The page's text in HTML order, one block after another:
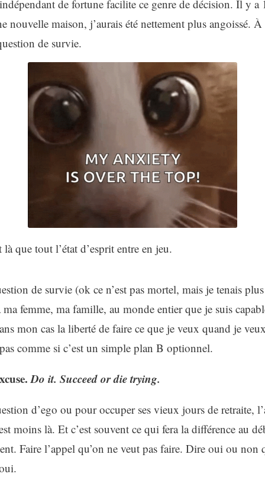
de fortune facilite ce genre de décision. Il y a
nouvelle maison, j’aurais été nettement plus angoissé.
de survie.
là que tout l’état d’esprit entre en jeu.
de survie (ok ce n’est pas mortel, mais je tenais
ma femme, ma famille, au monde entier que je suis
mon cas la liberté de faire ce que je veux quand je
comme si c’est un simple plan B optionnel.
Do it. Succeed or die trying.
d’ego ou pour occuper ses vieux jours de retraite,
moins là. Et c’est souvent ce qui fera la différence au
Faire l’appel qu’on ne veut pas faire. Dire oui ou non